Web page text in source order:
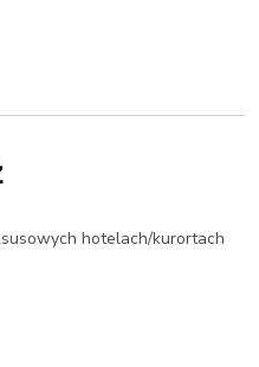
hotelach/kurortach